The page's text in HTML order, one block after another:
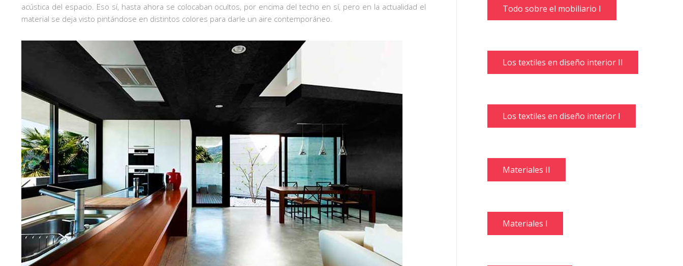
acústica del espacio. Eso sí, hasta ahora se colocaban ocultos, por encima del techo en sí, pero en la actualidad el
material se deja visto pintándose en distintos colores para darle un aire contemporáneo.
Todo sobre el mobiliario I
Los textiles en diseño interior II
Los textiles en diseño interior I
Materiales II
Materiales I